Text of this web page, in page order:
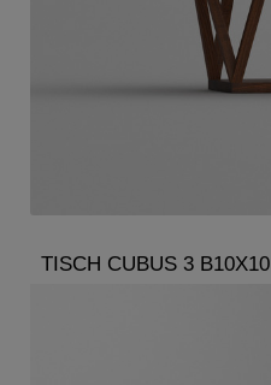
TISCH CUBUS 3 B10X10